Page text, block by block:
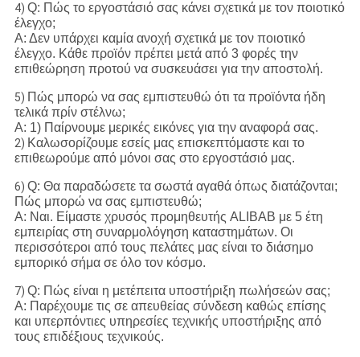
4) Q: Πώς το εργοστάσιό σας κάνει σχετικά με τον ποιοτικό
έλεγχο;
Α: Δεν υπάρχει καμία ανοχή σχετικά με τον ποιοτικό
έλεγχο. Κάθε προϊόν πρέπει μετά από 3 φορές την
επιθεώρηση προτού να συσκευάσει για την αποστολή.
5) Πώς μπορώ να σας εμπιστευθώ ότι τα προϊόντα ήδη
τελικά πρίν στέλνω;
Α: 1) Παίρνουμε μερικές εικόνες για την αναφορά σας.
2) Καλωσορίζουμε εσείς μας επισκεπτόμαστε και το
επιθεωρούμε από μόνοι σας στο εργοστάσιό μας.
6) Q: Θα παραδώσετε τα σωστά αγαθά όπως διατάζονται;
Πώς μπορώ να σας εμπιστευθώ;
Α: Ναι. Είμαστε χρυσός προμηθευτής ALIBAB με 5 έτη
εμπειρίας στη συναρμολόγηση καταστημάτων. Οι
περισσότεροι από τους πελάτες μας είναι το διάσημο
εμπορικό σήμα σε όλο τον κόσμο.
7) Q: Πώς είναι η μετέπειτα υποστήριξη πωλήσεών σας;
Α: Παρέχουμε τις σε απευθείας σύνδεση καθώς επίσης
και υπερπόντιες υπηρεσίες τεχνικής υποστήριξης από
τους επιδέξιους τεχνικούς.